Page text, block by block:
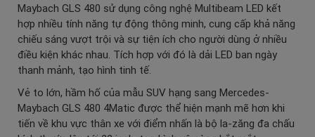
Maybach GLS 480 sử dụng công nghệ Multibeam LED kết
hợp nhiều tính năng tự động thông minh, cung cấp khả năng
chiếu sáng vượt trội và sự tiện ích cho người dùng ở nhiều
điều kiện khác nhau. Tích hợp với đó là dải LED ban ngày
thanh mảnh, tạo hình tinh tế.
Vẻ to lớn, hầm hố của mẫu SUV hạng sang Mercedes-
Maybach GLS 480 4Matic được thể hiện mạnh mẽ hơn khi
tiến về khu vực thân xe với điểm nhấn là bộ la-zăng đa chấu